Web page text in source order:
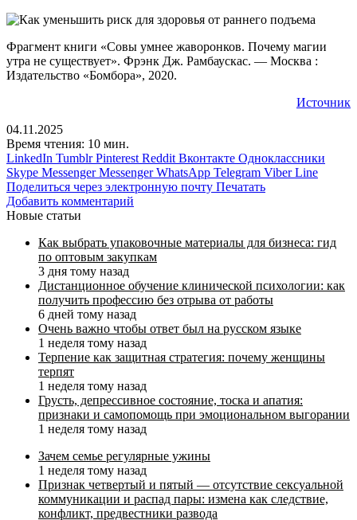
Фрагмент книги «Совы умнее жаворонков. Почему магии
утра не существует». Фрэнк Дж. Рамбаускас. — Москва :
Издательство «Бомбора», 2020.
Источник
04.11.2025
Время чтения: 10 мин.
LinkedIn Tumblr Pinterest Reddit Вконтакте Одноклассники
Skype Messenger Messenger WhatsApp Telegram Viber Line
Поделиться через электронную почту Печатать
Добавить комментарий
Новые статьи
Как выбрать упаковочные материалы для бизнеса: гид
по оптовым закупкам
3 дня тому назад
Дистанционное обучение клинической психологии: как
получить профессию без отрыва от работы
6 дней тому назад
Очень важно чтобы ответ был на русском языке
1 неделя тому назад
Терпение как защитная стратегия: почему женщины
терпят
1 неделя тому назад
Грусть, депрессивное состояние, тоска и апатия:
признаки и самопомощь при эмоциональном выгорании
1 неделя тому назад
Зачем семье регулярные ужины
1 неделя тому назад
Признак четвертый и пятый — отсутствие сексуальной
коммуникации и распад пары: измена как следствие,
конфликт, предвестники развода